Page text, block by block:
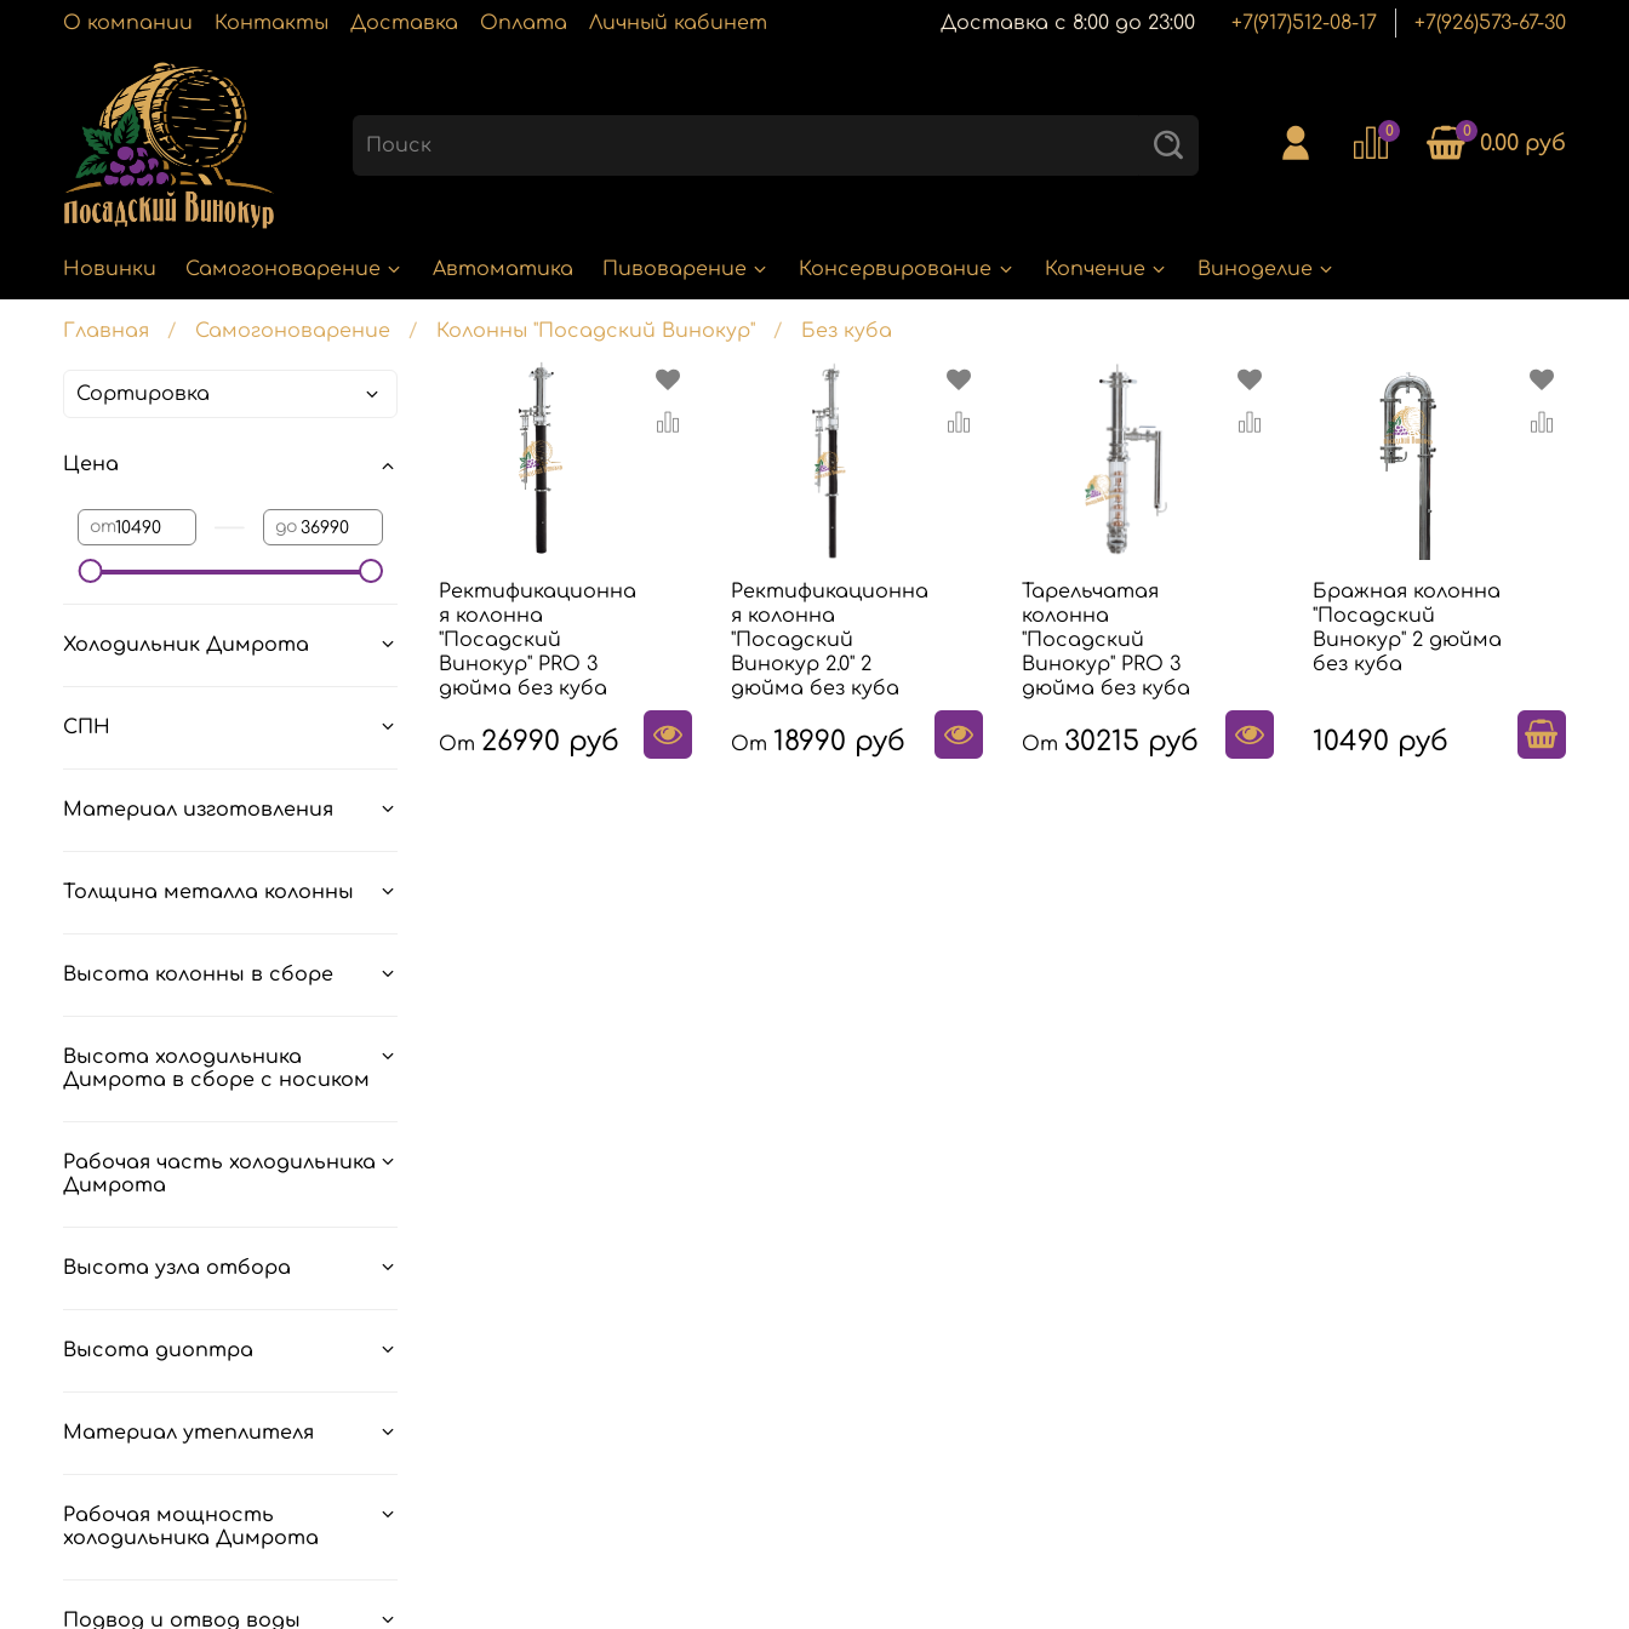
О компании Контакты Доставка Оплата Личный кабинет Доставка с 8:00 до 23:00 +7(917)512-08-17 +7(926)573-67-30
0 0 0.00 руб
Новинки Самогоноварение Автоматика Пивоварение Консервирование Копчение Виноделие
Главная Самогоноварение Колонны "Посадский Винокур" Без куба
Ректификационна
я колонна
"Посадский
Винокур" PRO 3
дюйма без куба
От 26990 руб
Ректификационна
я колонна
"Посадский
Винокур 2.0" 2
дюйма без куба
От 18990 руб
Тарельчатая
колонна
"Посадский
Винокур" PRO 3
дюйма без куба
От 30215 руб
Бражная колонна
"Посадский
Винокур" 2 дюйма
без куба
10490 руб
Цена
от до
Холодильник Димрота
СПН
Материал изготовления
Толщина металла колонны
Высота колонны в сборе
Высота холодильника
Димрота в сборе с носиком
Рабочая часть холодильника
Димрота
Высота узла отбора
Высота диоптра
Материал утеплителя
Рабочая мощность
холодильника Димрота
Подвод и отвод воды